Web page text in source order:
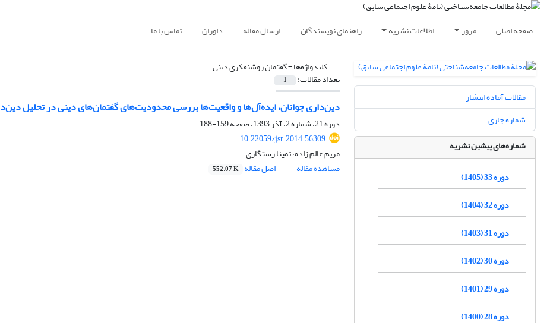
صفحه اصلی مرور اطلاعات نشریه راهنمای نویسندگان ارسال مقاله داوران تماس با ما
کلیدواژه‌ها =گفتمان روشنفکری دینی
تعداد مقالات: 1
دین‌داری جوانان، ایده‌آل‌ها و واقعیت‌ها بررسی محدودیت‌های گفتمان‌های دینی در تحلیل
دوره 21، شماره 2، آذر 1393، صفحه
159-188
10.22059/jsr.2014.56309
مریم عالم زاده، ثمینا رستگاری
مشاهده مقاله
اصل مقاله 552.07 K
مقالات آماده انتشار
شماره جاری
شماره‌های پیشین نشریه
دوره 33 (1405)
دوره 32 (1404)
دوره 31 (1403)
دوره 30 (1402)
دوره 29 (1401)
دوره 28 (1400)